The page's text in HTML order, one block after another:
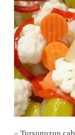
– Turşunuzun